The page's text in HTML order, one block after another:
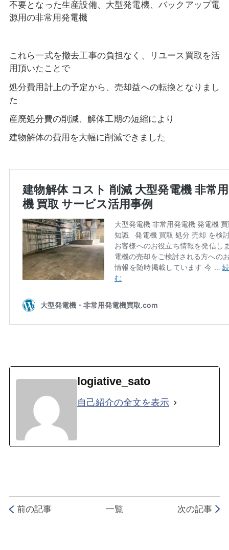
不要となった生産設備、大型発電機、バックアップ電
源用の非常用発電機
これら一式を撤去工事の負担なく、リユース買取を活
用頂いたことで
処分費用計上の予定から、売却益への転換となりまし
た
産廃処分費の削減、解体工期の短縮により
建物解体の費用を大幅に削減できました
logiative_sato
自己紹介の全文を表示
前の記事 一覧 次の記事